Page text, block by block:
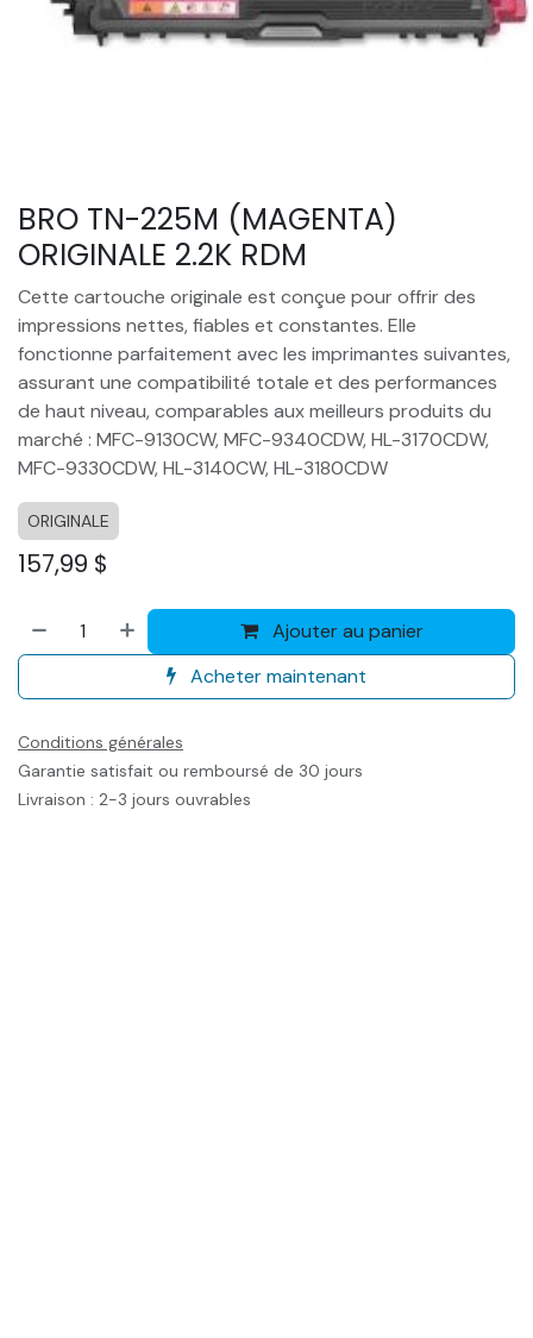
BRO TN-225M (MAGENTA)
ORIGINALE 2.2K RDM
Cette cartouche originale est conçue pour offrir des
impressions nettes, fiables et constantes. Elle
fonctionne parfaitement avec les imprimantes suivantes,
assurant une compatibilité totale et des performances
de haut niveau, comparables aux meilleurs produits du
marché : MFC-9130CW, MFC-9340CDW, HL-3170CDW,
MFC-9330CDW, HL-3140CW, HL-3180CDW
ORIGINALE
157,99 $
Ajouter au panier
Acheter maintenant
Conditions générales
Garantie satisfait ou remboursé de 30 jours
Livraison : 2-3 jours ouvrables